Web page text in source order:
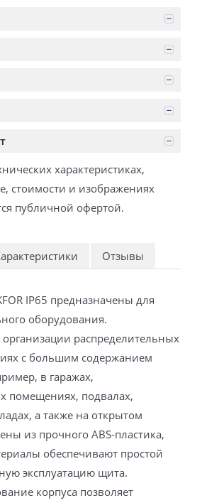
характеристиках,
стоимости и изображениях
публичной офертой.
Отзывы
IP65 предназначены для
оборудования.
распределительных
с большим содержанием
в гаражах,
помещениях, подвалах,
а также на открытом
из прочного ABS-пластика,
обеспечивают простой
эксплуатацию щита.
корпуса позволяет